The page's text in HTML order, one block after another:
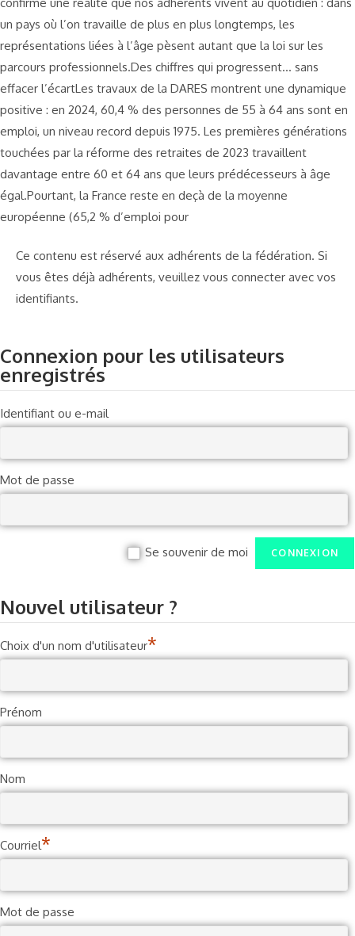
un pays où l’on travaille de plus en plus longtemps, les
représentations liées à l’âge pèsent autant que la loi sur les
parcours professionnels.Des chiffres qui progressent… sans
effacer l’écartLes travaux de la DARES montrent une dynamique
positive : en 2024, 60,4 % des personnes de 55 à 64 ans sont en
emploi, un niveau record depuis 1975. Les premières générations
touchées par la réforme des retraites de 2023 travaillent
davantage entre 60 et 64 ans que leurs prédécesseurs à âge
égal.Pourtant, la France reste en deçà de la moyenne
européenne (65,2 % d’emploi pour
Ce contenu est réservé aux adhérents de la fédération. Si
vous êtes déjà adhérents, veuillez vous connecter avec vos
identifiants.
Connexion pour les utilisateurs
enregistrés
Identifiant ou e-mail
Mot de passe
Se souvenir de moi
Nouvel utilisateur ?
Choix d'un nom d'utilisateur*
Prénom
Nom
Courriel*
Mot de passe